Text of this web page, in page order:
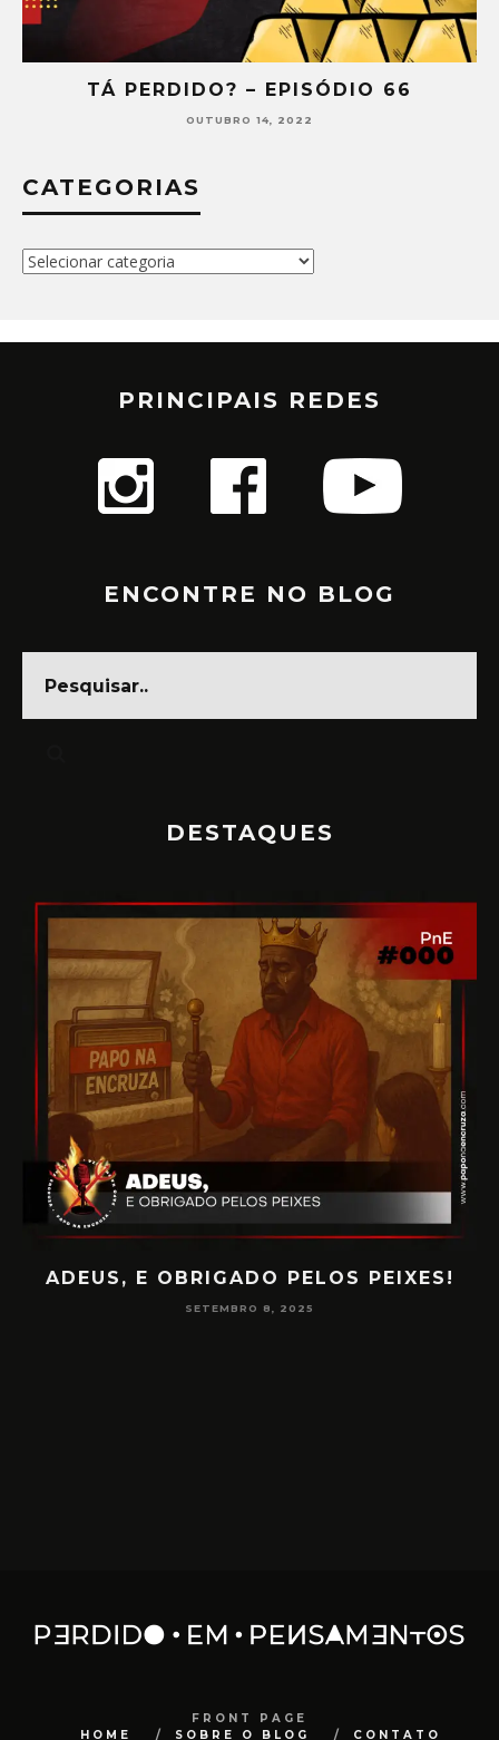
TÁ PERDIDO? – EPISÓDIO 65
SETEMBRO 30, 2022
CATEGORIAS
Categorias
PRINCIPAIS REDES
ENCONTRE NO BLOG
DESTAQUES
PAPO NA ENCRUZA 180 – CONSCIÊNCIA
FRONT PAGE
HOME
SOBRE O BLOG CONTATO